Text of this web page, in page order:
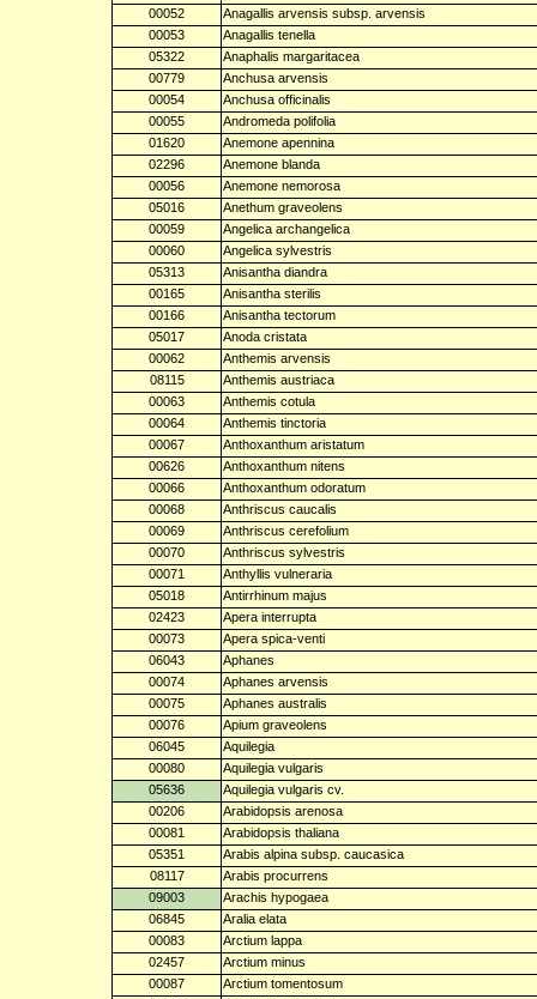
00052
Anagallis arvensis subsp. arvensis
00053
Anagallis tenella
05322
Anaphalis margaritacea
00779
Anchusa arvensis
00054
Anchusa officinalis
00055
Andromeda polifolia
01620
Anemone apennina
02296
Anemone blanda
00056
Anemone nemorosa
05016
Anethum graveolens
00059
Angelica archangelica
00060
Angelica sylvestris
05313
Anisantha diandra
00165
Anisantha sterilis
00166
Anisantha tectorum
05017
Anoda cristata
00062
Anthemis arvensis
08115
Anthemis austriaca
00063
Anthemis cotula
00064
Anthemis tinctoria
00067
Anthoxanthum aristatum
00626
Anthoxanthum nitens
00066
Anthoxanthum odoratum
00068
Anthriscus caucalis
00069
Anthriscus cerefolium
00070
Anthriscus sylvestris
00071
Anthyllis vulneraria
05018
Antirrhinum majus
02423
Apera interrupta
00073
Apera spica-venti
06043
Aphanes
00074
Aphanes arvensis
00075
Aphanes australis
00076
Apium graveolens
06045
Aquilegia
00080
Aquilegia vulgaris
05636
Aquilegia vulgaris cv.
00206
Arabidopsis arenosa
00081
Arabidopsis thaliana
05351
Arabis alpina subsp. caucasica
08117
Arabis procurrens
09003
Arachis hypogaea
06845
Aralia elata
00083
Arctium lappa
02457
Arctium minus
00087
Arctium tomentosum